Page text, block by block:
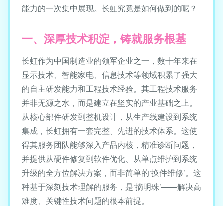
能力的一次集中展现。长虹究竟是如何做到的呢？
一、深厚技术积淀，铸就服务根基
长虹作为中国制造业的领军企业之一，数十年来在
显示技术、智能家电、信息技术等领域积累了强大
的自主研发能力和工程技术经验。其工程技术服务
并非无源之水，而是建立在坚实的产业基础之上。
从核心部件研发到整机设计，从生产线建设到系统
集成，长虹拥有一套完整、先进的技术体系。这使
得其服务团队能够深入产品内核，精准诊断问题，
并提供从硬件修复到软件优化、从单点维护到系统
升级的全方位解决方案，而非简单的‘换件维修’。这
种基于深刻技术理解的服务，是‘摘明珠’——解决高
难度、关键性技术问题的根本前提。